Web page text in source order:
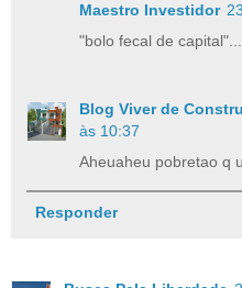
Maestro Investidor
"bolo fecal de
Blog Viver de
às 10:37
Aheuaheu pobretao q
Responder